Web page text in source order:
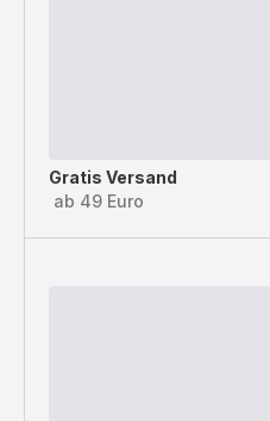
Gratis Versand
ab 49 Euro